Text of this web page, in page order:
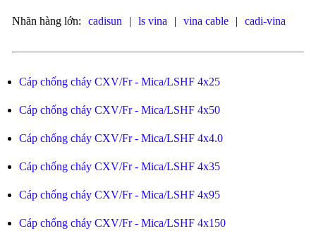
Nhãn hàng lớn: cadisun | ls vina | vina cable | cadi-vina
Cáp chống cháy CXV/Fr - Mica/LSHF 4x25
Cáp chống cháy CXV/Fr - Mica/LSHF 4x50
Cáp chống cháy CXV/Fr - Mica/LSHF 4x4.0
Cáp chống cháy CXV/Fr - Mica/LSHF 4x35
Cáp chống cháy CXV/Fr - Mica/LSHF 4x95
Cáp chống cháy CXV/Fr - Mica/LSHF 4x150